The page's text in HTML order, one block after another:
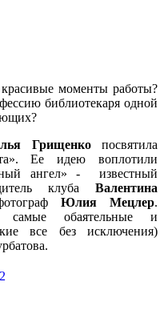
моменты работы?
библиотекаря одной
Грищенкопосвятила
Ее идею воплотили
ангел» - известный
клуба Валентина
Юлия Мецлер.
самые обаятельные и
все без исключения)